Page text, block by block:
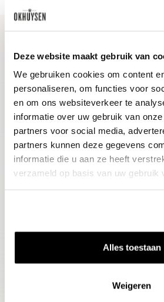
Deze website maakt gebruik van
We gebruiken cookies om content
personaliseren, om functies voor
en om ons websiteverkeer te
informatie over uw gebruik van
partners voor social media,
partners kunnen deze gegevens
informatie die u aan ze heeft
verzameld op basis van uw gebruik
Alles toestaan
Weigeren
Blijf op de hoogte
Ontvang het laatste wijnnieuws,
evenementen
E-mailadres
Aanmelden